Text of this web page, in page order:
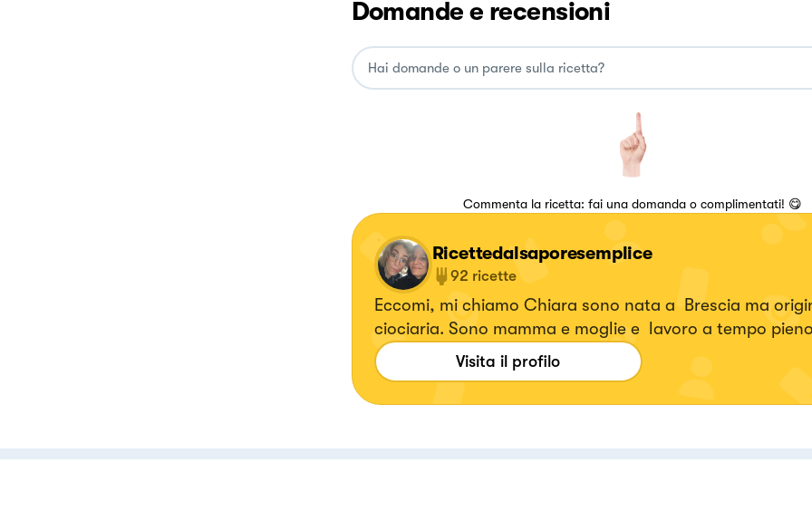
Domande e recensioni
Commenta la ricetta: fai una domanda o complimentati! 😋
Ricettedalsaporesemplice
92 ricette
Eccomi, mi chiamo Chiara sono nata a Brescia ma
ciociaria. Sono mamma e moglie e lavoro a tempo
cominciato ad amare la cucina quando due anni fa mi
a dieta e ho perso 20kg La cucina per me è un luogo
i miei vuoti. Una cucina zero sprechi.
Visita il profilo